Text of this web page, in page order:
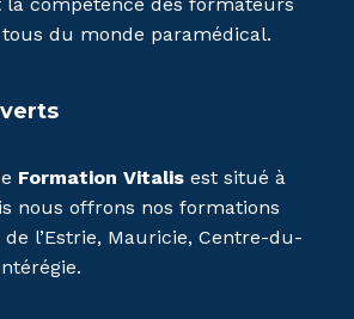
du monde paramédical.
Formation Vitalisest situé à
nous offrons nos formations
l’Estrie, Mauricie, Centre-du-